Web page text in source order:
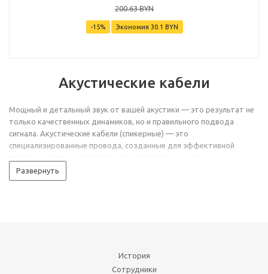
200.63BYN
-15% Экономия 30.1 BYN
Акустические кабели
Мощный и детальный звук от вашей акустики — это результат не
только качественных динамиков, но и правильного подвода
сигнала. Акустические кабели (спикерные) — это
специализированные провода, созданные для эффективной
акустическим системам без потерь и искажений. Использование
неподходящего или некачественного кабеля может «задушить»
Большой выбор акустических
Развернуть
История
Сотрудники